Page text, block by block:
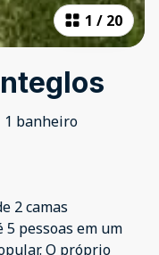
1 / 20
1 banheiro
2 camas
pessoas em um
O próprio